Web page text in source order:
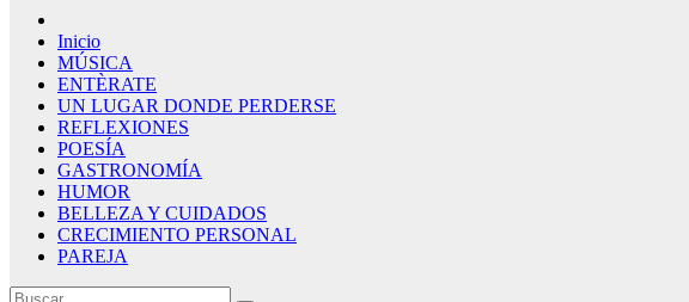
Inicio
MÚSICA
ENTÈRATE
UN LUGAR DONDE PERDERSE
REFLEXIONES
POESÍA
GASTRONOMÍA
HUMOR
BELLEZA Y CUIDADOS
CRECIMIENTO PERSONAL
PAREJA